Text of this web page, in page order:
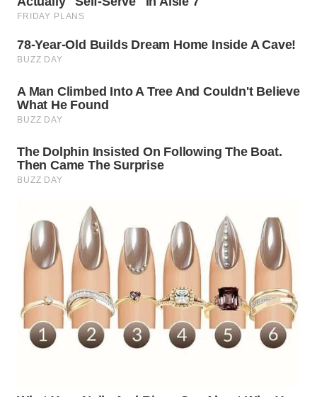
BOGOR
DEPOK
TAPANULI
UTARA
WN
PADANG
SUMEDANG